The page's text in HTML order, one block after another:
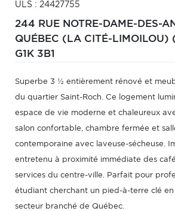
ULS : 24427755
244 RUE NOTRE-DAME-DES-
QUÉBEC (LA CITÉ-LIMOILOU)
G1K 3B1
Superbe 3 ½ entièrement rénové et
du quartier Saint-Roch. Ce logement
espace de vie moderne et chaleureux
salon confortable, chambre fermée et
contemporaine avec laveuse-sécheuse.
entretenu à proximité immédiate des
services du centre-ville. Parfait pour
étudiant cherchant un pied-à-terre clé en
secteur branché de Québec.